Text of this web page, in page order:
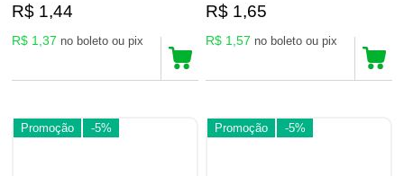
R$ 1,44
R$ 1,37 no boleto ou pix
R$ 1,65
R$ 1,57 no boleto ou pix
Promoção -5% Promoção -5%